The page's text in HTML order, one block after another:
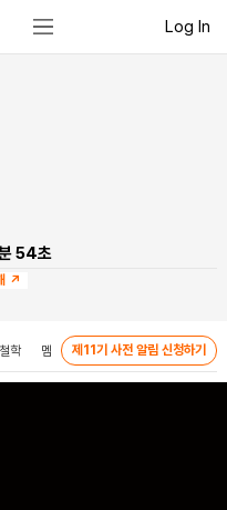
Log In
54초
↗
학 멤버십 소개 커리큘럼 코스웍
제11기 사전 알림 신청하기